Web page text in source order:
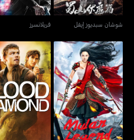
شوشان سبديوز إيفل فريلانسرز
مولان ليجند بلود دايموند